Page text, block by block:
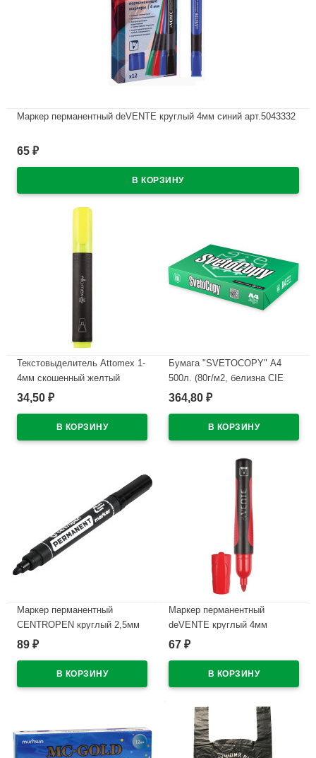
Маркер перманентный deVENTE круглый 4мм синий арт.5043332
65 ₽
Текстовыделитель Attomex 1-
4мм скошенный желтый
арт.5045300
34,50 ₽
Бумага "SVETOCOPY" А4
500л. (80г/м2, белизна CIE
146%) (Светогорский ЦБК)
364,80 ₽
Маркер перманентный
CENTROPEN круглый 2,5мм
черный арт.8566/Ч
89 ₽
Маркер перманентный
deVENTE круглый 4мм
красный арт.5043331
67 ₽